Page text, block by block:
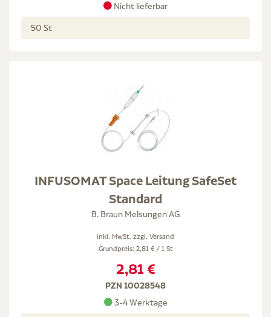
Nicht lieferbar
50 St
INFUSOMAT Space Leitung SafeSet
Standard
B. Braun Melsungen AG
inkl. MwSt. zzgl. Versand
Grundpreis: 2,81 € / 1 St
2,81 €
PZN 10028548
3-4 Werktage